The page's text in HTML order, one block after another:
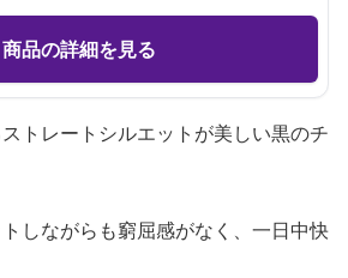
商品の詳細を見る
トレートシルエットが美しい黒のチ
しながらも窮屈感がなく、一日中快